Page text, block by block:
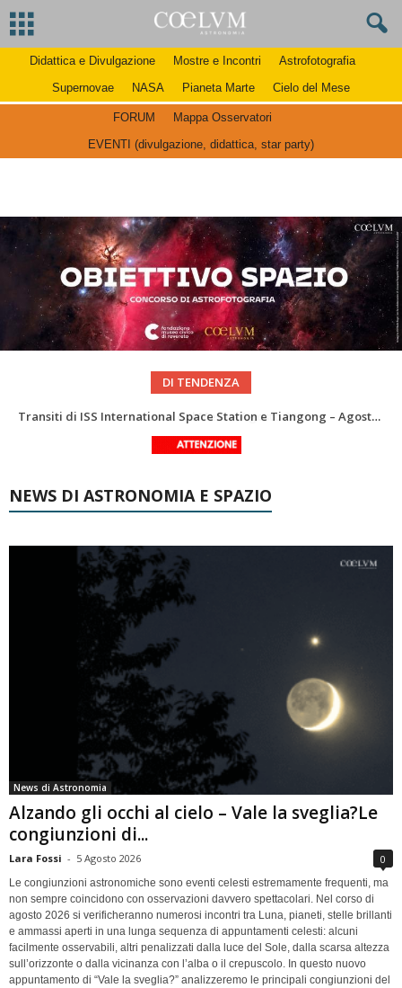
Didattica e Divulgazione Mostre e Incontri
Astrofotografia
Supernovae
NASA Pianeta Marte Cielo del Mese
FORUM
Mappa Osservatori
EVENTI (divulgazione, didattica, star party)
DI TENDENZA
La Luna del Mese – Agosto 2026
Le costellazioni di Agosto 2026: Delfino
NEWS DI ASTRONOMIA E SPAZIO
News di Astronomia
Alzando gli occhi al cielo – Vale la sveglia?Le
congiunzioni di...
Lara Fossi - 5 Agosto 2026 0
Le congiunzioni astronomiche sono eventi celesti estremamente frequenti, ma
non sempre coincidono con osservazioni davvero spettacolari. Nel corso di
agosto 2026 si verificheranno numerosi incontri tra Luna, pianeti, stelle brillanti
e ammassi aperti in una lunga sequenza di appuntamenti celesti: alcuni
facilmente osservabili, altri penalizzati dalla luce del Sole, dalla scarsa altezza
sull’orizzonte o dalla vicinanza con l’alba o il crepuscolo. In questo nuovo
appuntamento di “Vale la sveglia?” analizzeremo le principali congiunzioni del